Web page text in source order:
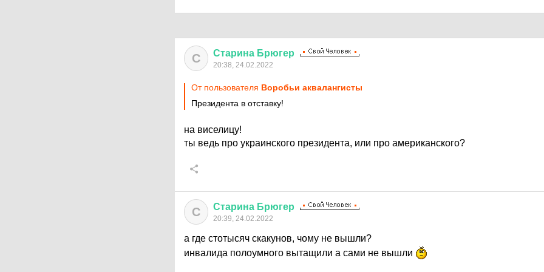
С Старина Брюгер
20:38, 24.02.2022
От пользователя Воробьи аквалангисты
Президента в отставку!
на виселицу!
ты ведь про украинского президента, или про американского?
С Старина Брюгер
20:39, 24.02.2022
а где стотысяч скакунов, чому не вышли?
инвалида полоумного вытащили а сами не вышли